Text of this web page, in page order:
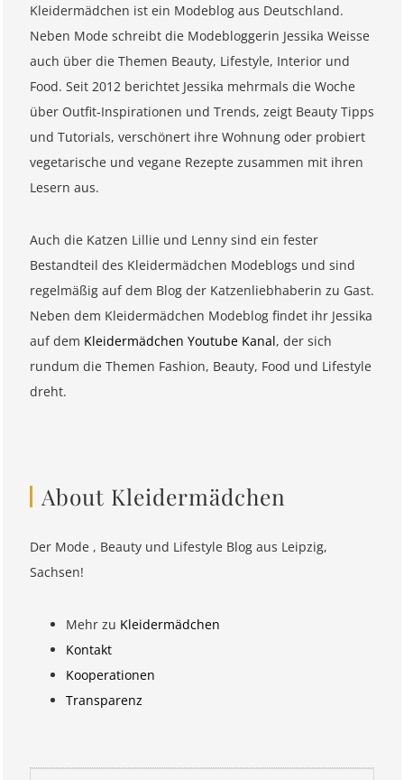
Kleidermädchen ist ein Modeblog aus Deutschland.
Neben Mode schreibt die Modebloggerin Jessika Weisse
auch über die Themen Beauty, Lifestyle, Interior und
Food. Seit 2012 berichtet Jessika mehrmals die Woche
über Outfit-Inspirationen und Trends, zeigt Beauty Tipps
und Tutorials, verschönert ihre Wohnung oder probiert
vegetarische und vegane Rezepte zusammen mit ihren
Lesern aus.
Auch die Katzen Lillie und Lenny sind ein fester
Bestandteil des Kleidermädchen Modeblogs und sind
regelmäßig auf dem Blog der Katzenliebhaberin zu Gast.
Neben dem Kleidermädchen Modeblog findet ihr Jessika
auf dem Kleidermädchen Youtube Kanal, der sich
rundum die Themen Fashion, Beauty, Food und Lifestyle
dreht.
About Kleidermädchen
Der Mode , Beauty und Lifestyle Blog aus Leipzig,
Sachsen!
Mehr zu Kleidermädchen
Kontakt
Kooperationen
Transparenz